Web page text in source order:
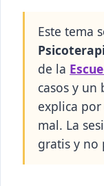
Este tema
de la
casos y un
explica
mal. La
gratis y no